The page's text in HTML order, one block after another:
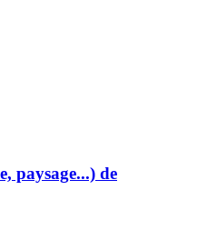
paysage...) de